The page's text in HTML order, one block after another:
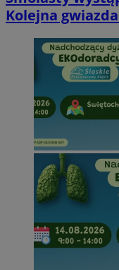
Kolejna